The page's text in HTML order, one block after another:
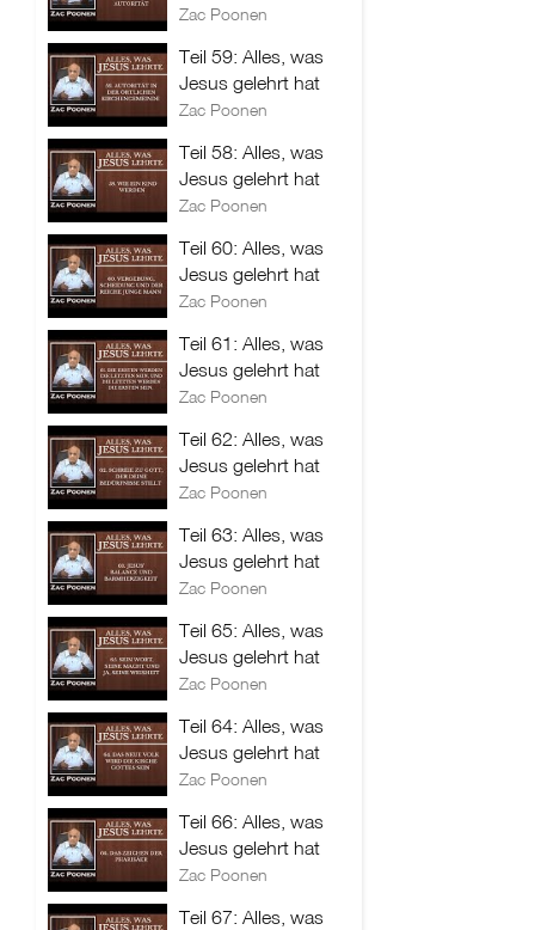
Zac Poonen
Teil 59: Alles, was
Jesus gelehrt hat
Zac Poonen
Teil 58: Alles, was
Jesus gelehrt hat
Zac Poonen
Teil 60: Alles, was
Jesus gelehrt hat
Zac Poonen
Teil 61: Alles, was
Jesus gelehrt hat
Zac Poonen
Teil 62: Alles, was
Jesus gelehrt hat
Zac Poonen
Teil 63: Alles, was
Jesus gelehrt hat
Zac Poonen
Teil 65: Alles, was
Jesus gelehrt hat
Zac Poonen
Teil 64: Alles, was
Jesus gelehrt hat
Zac Poonen
Teil 66: Alles, was
Jesus gelehrt hat
Zac Poonen
Teil 67: Alles, was